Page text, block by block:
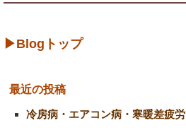
▶Blogトップ
最近の投稿
冷房病・エアコン病・寒暖差疲労